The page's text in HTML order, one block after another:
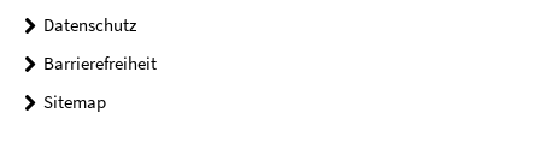
Datenschutz
Barrierefreiheit
Sitemap